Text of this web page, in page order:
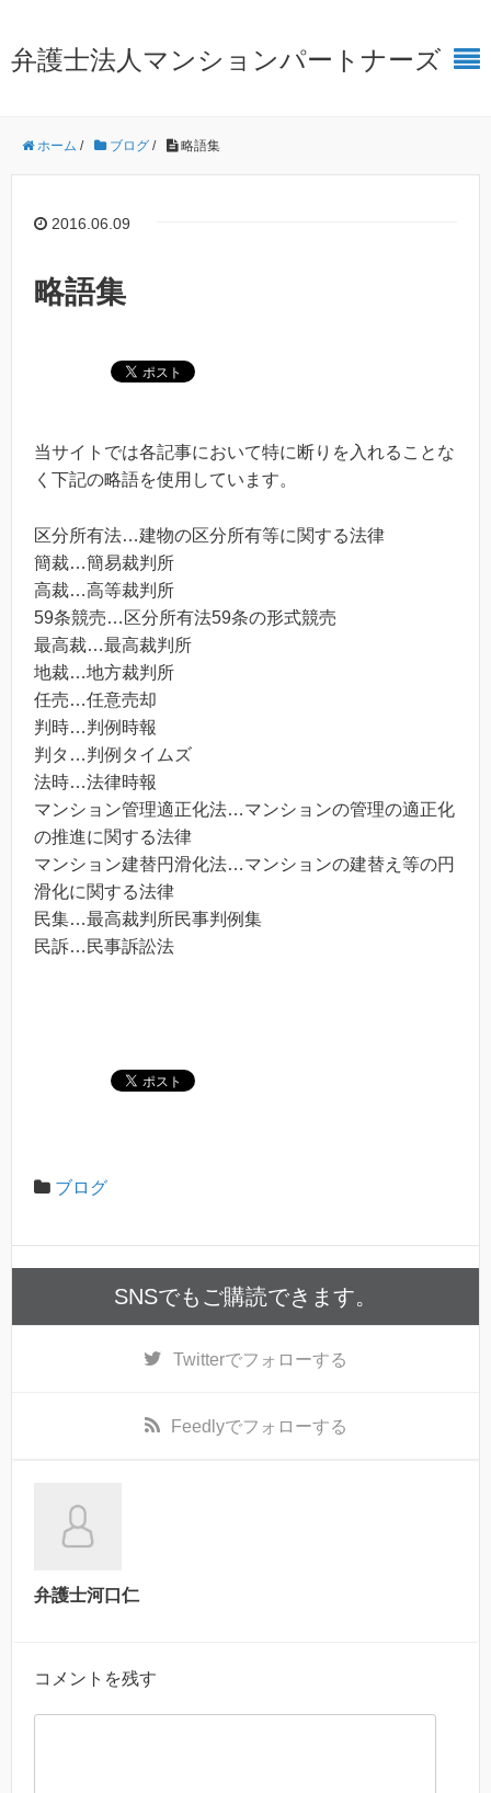
弁護士法人マンションパートナーズ
ホーム / ブログ / 略語集
2016.06.09
略語集
当サイトでは各記事において特に断りを入れることな
く下記の略語を使用しています。
区分所有法…建物の区分所有等に関する法律
簡裁…簡易裁判所
高裁…高等裁判所
59条競売…区分所有法59条の形式競売
最高裁…最高裁判所
地裁…地方裁判所
任売…任意売却
判時…判例時報
判タ…判例タイムズ
法時…法律時報
マンション管理適正化法…マンションの管理の適正化
の推進に関する法律
マンション建替円滑化法…マンションの建替え等の円
滑化に関する法律
民集…最高裁判所民事判例集
民訴…民事訴訟法
ブログ
SNSでもご購読できます。
Twitterでフォローする
Feedlyでフォローする
弁護士河口仁
コメントを残す